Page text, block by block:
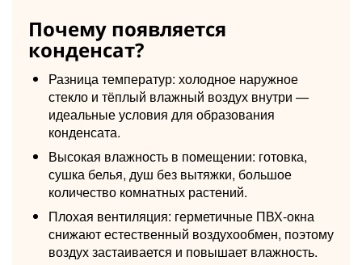
Почему появляется
конденсат?
Разница температур: холодное наружное
стекло и тёплый влажный воздух внутри —
идеальные условия для образования
конденсата.
Высокая влажность в помещении: готовка,
сушка белья, душ без вытяжки, большое
количество комнатных растений.
Плохая вентиляция: герметичные ПВХ-окна
снижают естественный воздухообмен, поэтому
воздух застаивается и повышает влажность.